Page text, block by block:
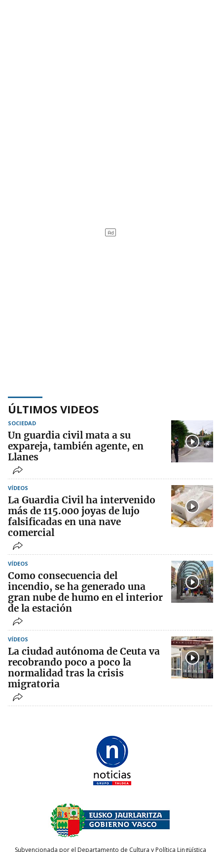
ÚLTIMOS VIDEOS
SOCIEDAD
Un guardia civil mata a su
expareja, también agente, en
Llanes
VÍDEOS
La Guardia Civil ha intervenido
más de 115.000 joyas de lujo
falsificadas en una nave
comercial
VÍDEOS
Como consecuencia del
incendio, se ha generado una
gran nube de humo en el interior
de la estación
VÍDEOS
La ciudad autónoma de Ceuta va
recobrando poco a poco la
normalidad tras la crisis
migratoria
Subvencionada por el Departamento de Cultura y Política Lingüística